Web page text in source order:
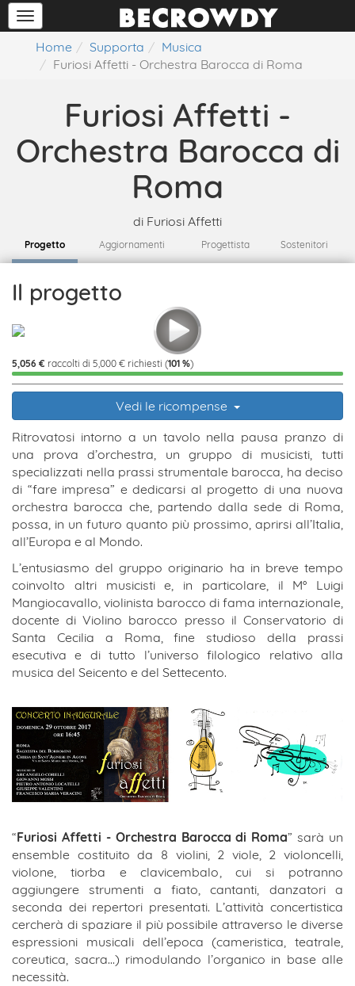
Home Supporta
Musica
Furiosi Affetti - Orchestra Barocca di Roma
Furiosi Affetti -
Orchestra Barocca di
Roma
di Furiosi Affetti
Progetto Aggiornamenti Progettista Sostenitori
Il progetto
5,056 € raccolti di 5,000 € richiesti (101 %)
Vedi le ricompense
Ritrovatosi intorno a un tavolo nella pausa pranzo di
una prova d’orchestra, un gruppo di musicisti, tutti
specializzati nella prassi strumentale barocca, ha deciso
di “fare impresa” e dedicarsi al progetto di una nuova
orchestra barocca che, partendo dalla sede di Roma,
possa, in un futuro quanto più prossimo, aprirsi all’Italia,
all’Europa e al Mondo.
L’entusiasmo del gruppo originario ha in breve tempo
coinvolto altri musicisti e, in particolare, il M° Luigi
Mangiocavallo, violinista barocco di fama internazionale,
docente di Violino barocco presso il Conservatorio di
Santa Cecilia a Roma, fine studioso della prassi
esecutiva e di tutto l’universo filologico relativo alla
musica del Seicento e del Settecento.
“Furiosi Affetti - Orchestra Barocca di Roma” sarà un
ensemble costituito da 8 violini, 2 viole, 2 violoncelli,
violone, tiorba e clavicembalo, cui si potranno
aggiungere strumenti a fiato, cantanti, danzatori a
seconda dei repertori presentati. L’attività concertistica
cercherà di spaziare il più possibile attraverso le diverse
espressioni musicali dell’epoca (cameristica, teatrale,
coreutica, sacra…) rimodulando l’organico in base alle
necessità.